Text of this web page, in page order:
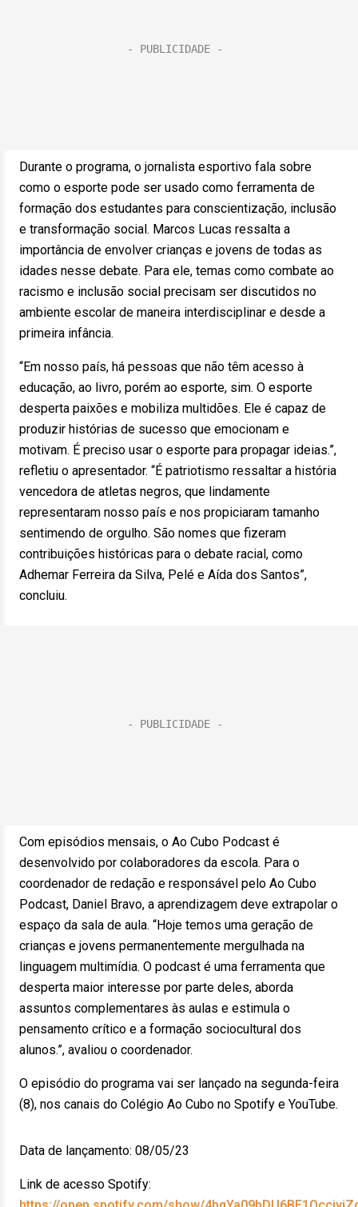
Durante o programa, o jornalista esportivo fala sobre
como o esporte pode ser usado como ferramenta de
formação dos estudantes para conscientização, inclusão
e transformação social. Marcos Lucas ressalta a
importância de envolver crianças e jovens de todas as
idades nesse debate. Para ele, temas como combate ao
racismo e inclusão social precisam ser discutidos no
ambiente escolar de maneira interdisciplinar e desde a
primeira infância.
“Em nosso país, há pessoas que não têm acesso à
educação, ao livro, porém ao esporte, sim. O esporte
desperta paixões e mobiliza multidões. Ele é capaz de
produzir histórias de sucesso que emocionam e
motivam. É preciso usar o esporte para propagar ideias.”,
refletiu o apresentador. “É patriotismo ressaltar a história
vencedora de atletas negros, que lindamente
representaram nosso país e nos propiciaram tamanho
sentimendo de orgulho. São nomes que fizeram
contribuições históricas para o debate racial, como
Adhemar Ferreira da Silva, Pelé e Aída dos Santos”,
concluiu.
Com episódios mensais, o Ao Cubo Podcast é
desenvolvido por colaboradores da escola. Para o
coordenador de redação e responsável pelo Ao Cubo
Podcast, Daniel Bravo, a aprendizagem deve extrapolar o
espaço da sala de aula. “Hoje temos uma geração de
crianças e jovens permanentemente mergulhada na
linguagem multimídia. O podcast é uma ferramenta que
desperta maior interesse por parte deles, aborda
assuntos complementares às aulas e estimula o
pensamento crítico e a formação sociocultural dos
alunos.”, avaliou o coordenador.
O episódio do programa vai ser lançado na segunda-feira
(8), nos canais do Colégio Ao Cubo no Spotify e YouTube.
Data de lançamento: 08/05/23
Link de acesso Spotify: